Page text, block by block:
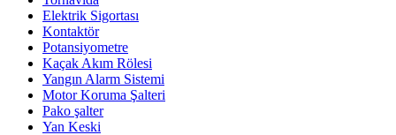
Elektrik Sigortası
Kontaktör
Potansiyometre
Kaçak Akım Rölesi
Yangın Alarm Sistemi
Motor Koruma Şalteri
Pako şalter
Yan Keski